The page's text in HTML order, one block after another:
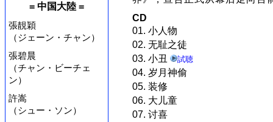
= 中国大陸 =
張靚穎
（ジェーン・チャン）
張碧晨
（チャン・ビーチェ
ン）
許嵩
（シュー・ソン）
CD
01. 小人物
02. 无耻之徒
03. 小丑
試聴
04. 岁月神偷
05. 装修
06. 大儿童
07. 讨喜